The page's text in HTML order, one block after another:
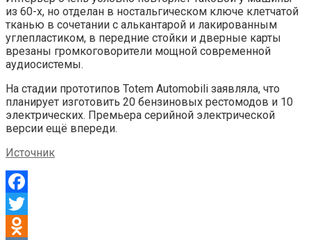
из 60-х, но отделан в ностальгическом ключе клетчатой
тканью в сочетании с алькантарой и лакированным
углепластиком, в передние стойки и дверные карты
врезаны громкоговорители мощной современной
аудиосистемы.
На стадии прототипов Totem Automobili заявляла, что
планирует изготовить 20 бензиновых рестомодов и 10
электрических. Премьера серийной электрической
версии ещё впереди.
Источник
Facebook
Twitter